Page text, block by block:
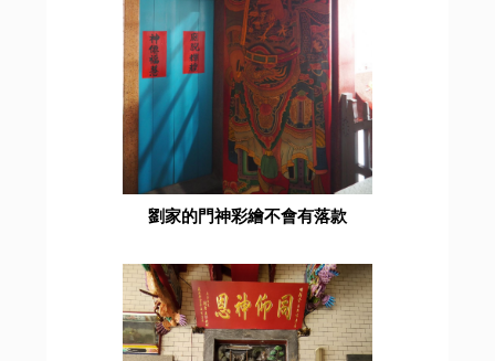
劉家的門神彩繪不會有落款